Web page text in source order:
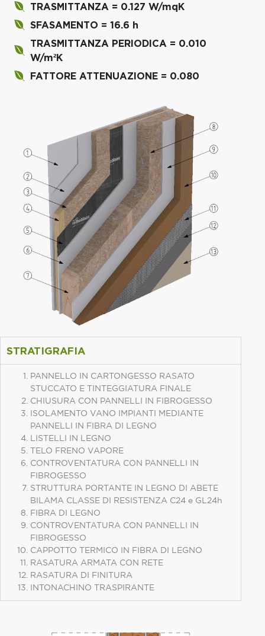
TRASMITTANZA = 0.127 W/mqK
SFASAMENTO = 16.6 h
TRASMITTANZA PERIODICA = 0.010
W/m²K
FATTORE ATTENUAZIONE = 0.080
STRATIGRAFIA
PANNELLO IN CARTONGESSO RASATO
STUCCATO E TINTEGGIATURA FINALE
CHIUSURA CON PANNELLI IN FIBROGESSO
ISOLAMENTO VANO IMPIANTI MEDIANTE
PANNELLI IN FIBRA DI LEGNO
LISTELLI IN LEGNO
TELO FRENO VAPORE
CONTROVENTATURA CON PANNELLI IN
FIBROGESSO
STRUTTURA PORTANTE IN LEGNO DI ABETE
BILAMA CLASSE DI RESISTENZA C24 e GL24h
FIBRA DI LEGNO
CONTROVENTATURA CON PANNELLI IN
FIBROGESSO
CAPPOTTO TERMICO IN FIBRA DI LEGNO
RASATURA ARMATA CON RETE
RASATURA DI FINITURA
INTONACHINO TRASPIRANTE